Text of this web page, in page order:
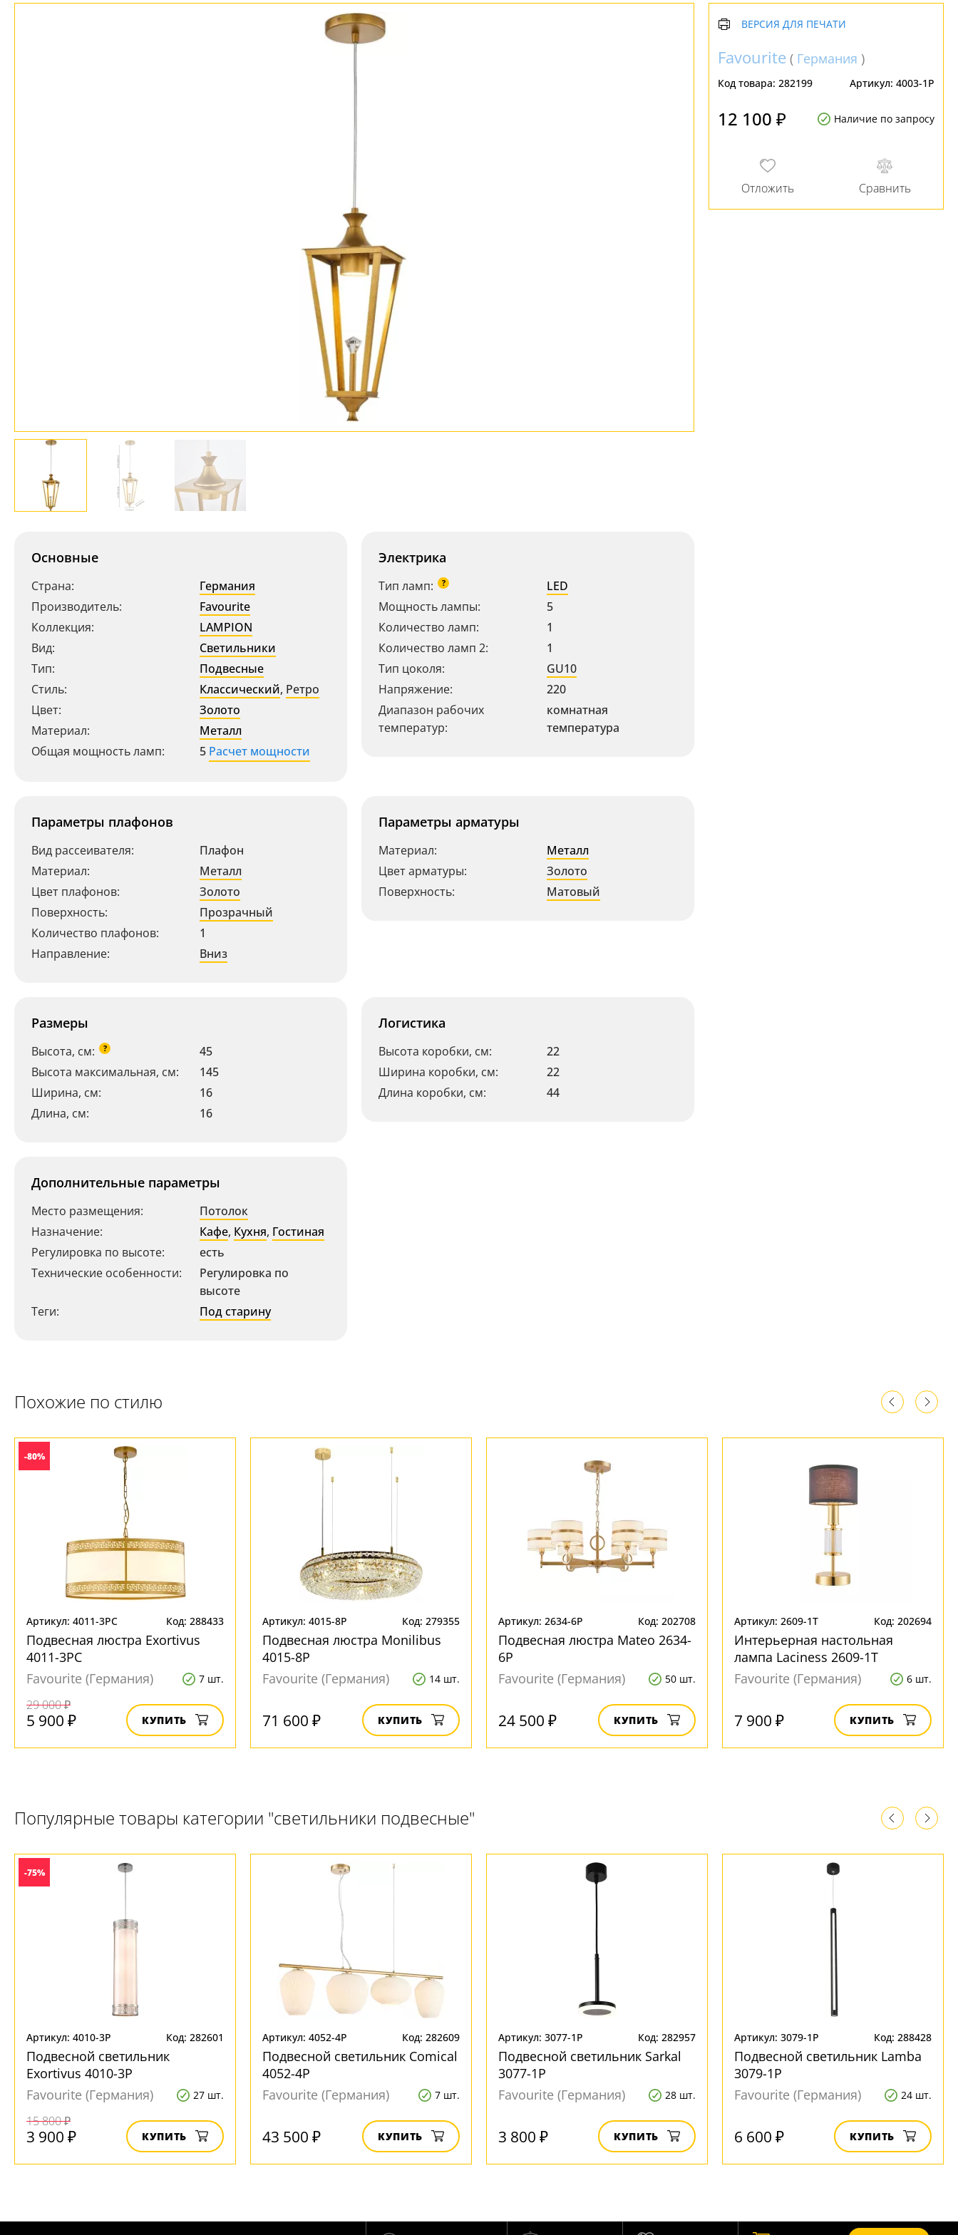
Возврат
Ваш регион:Москва
Бронза
Золото
Прозрачные
Хром
Основные
Страна:
Германия
Производитель:
Favourite
Коллекция:
LAMPION
Вид:
Светильники
Тип:
Подвесные
Стиль:
Классический, Ретро
Цвет:
Золото
Материал:
Металл
Общая мощность ламп:
5 Расчет мощности
Электрика
Тип ламп: ?
LED
Мощность лампы:
5
Количество ламп:
1
Количество ламп 2:
1
Тип цоколя:
GU10
Напряжение:
220
Диапазон рабочих
температур:
комнатная
температура
Параметры плафонов
Вид рассеивателя:
Плафон
Материал:
Металл
Цвет плафонов:
Золото
Поверхность:
Прозрачный
Количество плафонов:
1
Направление:
Вниз
Параметры арматуры
Материал:
Металл
Цвет арматуры:
Золото
Поверхность:
Матовый
Размеры
Высота, см: ?
45
Высота максимальная, см:
145
Ширина, см:
16
Длина, см:
16
Логистика
Высота коробки, см:
22
Ширина коробки, см:
22
Длина коробки, см:
44
Дополнительные параметры
Место размещения:
Потолок
Назначение:
Кафе, Кухня, Гостиная
Регулировка по высоте:
есть
Технические особенности:
Регулировка по
высоте
Теги:
Под старину
ВЕРСИЯ ДЛЯ ПЕЧАТИ
Favourite ( Германия )
Код товара: 282199 Артикул: 4003-1P
12 100 ₽ Наличие по запросу
Похожие по стилю
-80%
Артикул: 4011-3PC Код: 288433
Подвесная люстра Exortivus
4011-3PC
Favourite (Германия)
7 шт.
29 000 ₽
5 900 ₽ КУПИТЬ
Артикул: 4015-8P Код: 279355
Подвесная люстра Monilibus
4015-8P
Favourite (Германия)
14 шт.
71 600 ₽ КУПИТЬ
Артикул: 2634-6P Код: 202708
Подвесная люстра Mateo 2634-
6P
Favourite (Германия)
50 шт.
24 500 ₽ КУПИТЬ
Артикул: 2609-1T Код: 202694
Интерьерная настольная
лампа Laciness 2609-1T
Favourite (Германия)
6 шт.
7 900 ₽ КУПИТЬ
Популярные товары категории "светильники подвесные"
-75%
Артикул: 4010-3P Код: 282601
Подвесной светильник
Exortivus 4010-3P
Favourite (Германия)
27 шт.
15 800 ₽
3 900 ₽ КУПИТЬ
Артикул: 4052-4P Код: 282609
Подвесной светильник Comical
4052-4P
Favourite (Германия)
7 шт.
43 500 ₽ КУПИТЬ
Артикул: 3077-1P Код: 282957
Подвесной светильник Sarkal
3077-1P
Favourite (Германия)
28 шт.
3 800 ₽ КУПИТЬ
Артикул: 3079-1P Код: 288428
Подвесной светильник Lamba
3079-1P
Favourite (Германия)
24 шт.
6 600 ₽ КУПИТЬ